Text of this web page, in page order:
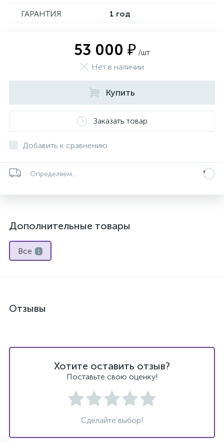
ГАРАНТИЯ
1 год
53 000 ₽ /шт
Нет в наличии
Купить
Заказать товар
Добавить к сравнению
Определяем...
Дополнительные товары
Все 1
Отзывы
Хотите оставить отзыв?
Поставьте свою оценку!
Сделайте выбор!